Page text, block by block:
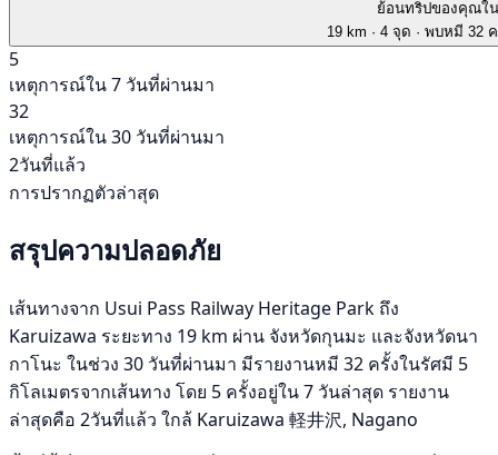
ย้อนทริปของคุณใ
19 km · 4 จุด · พบหมี 32
5
เหตุการณ์ใน 7 วันที่ผ่านมา
32
เหตุการณ์ใน 30 วันที่ผ่านมา
2วันที่แล้ว
การปรากฏตัวล่าสุด
สรุปความปลอดภัย
เส้นทางจาก Usui Pass Railway Heritage Park ถึง
Karuizawa ระยะทาง 19 km ผ่าน จังหวัดกุนมะ และจังหวัดนา
กาโนะ ในช่วง 30 วันที่ผ่านมา มีรายงานหมี 32 ครั้งในรัศมี 5
กิโลเมตรจากเส้นทาง โดย 5 ครั้งอยู่ใน 7 วันล่าสุด รายงาน
ล่าสุดคือ 2วันที่แล้ว ใกล้ Karuizawa 軽井沢, Nagano